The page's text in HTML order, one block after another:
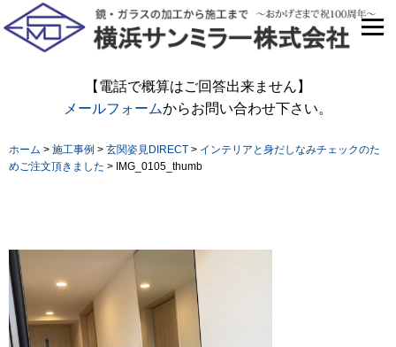
【電話で概算はご回答出来ません】
メールフォームからお問い合わせ下さい。
ホーム > 施工事例 > 玄関姿見DIRECT > インテリアと身だしなみチェックのた
めご注文頂きました > IMG_0105_thumb